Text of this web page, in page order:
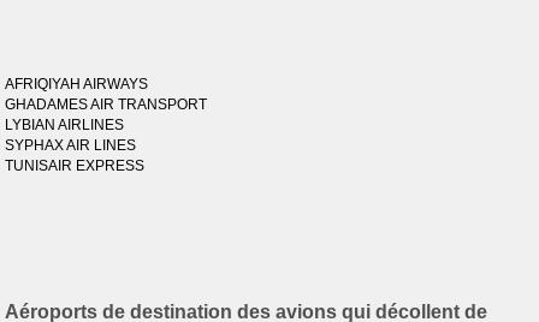
AFRIQIYAH AIRWAYS
GHADAMES AIR TRANSPORT
LYBIAN AIRLINES
SYPHAX AIR LINES
TUNISAIR EXPRESS
Aéroports de destination des avions qui décollent de